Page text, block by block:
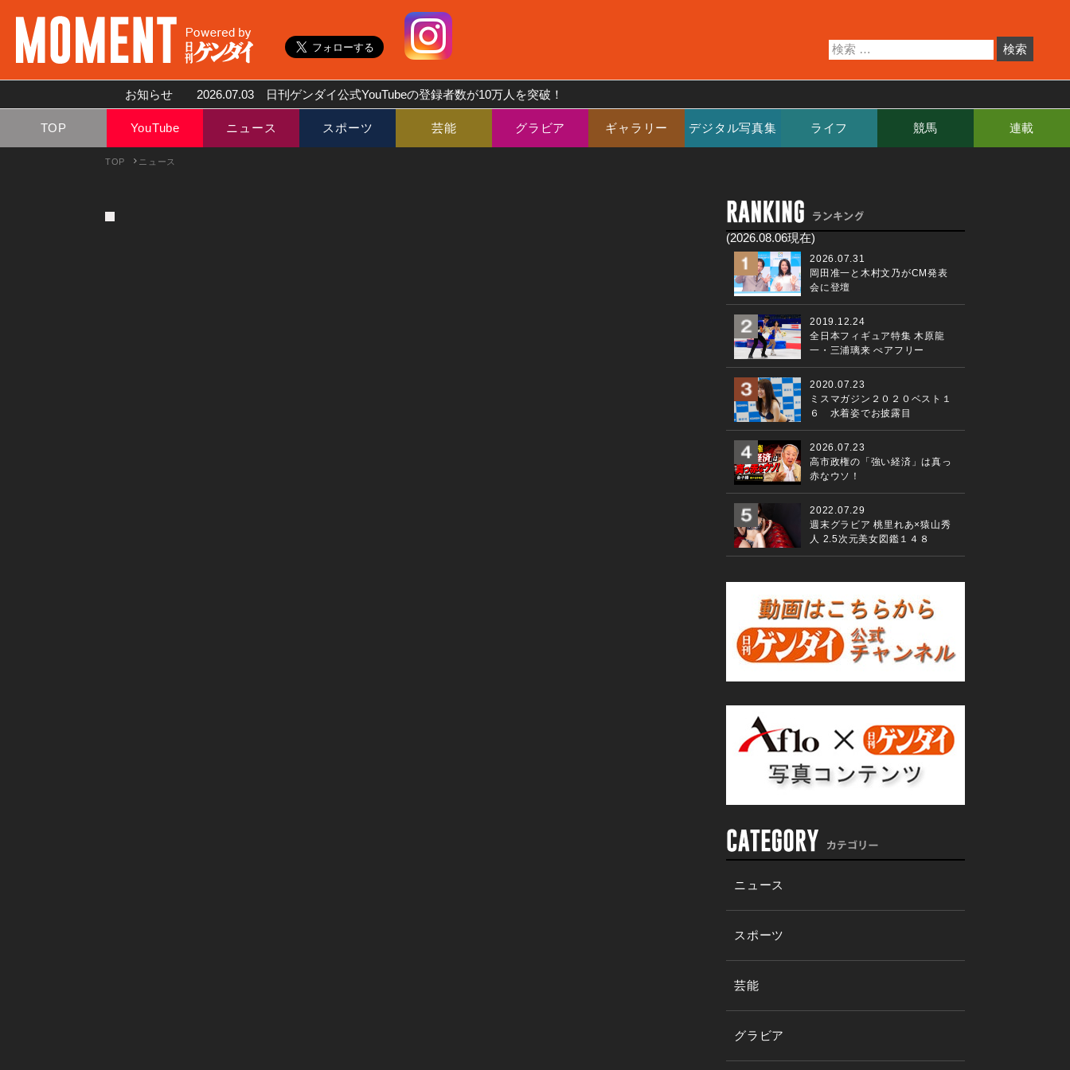
お知らせ 2026.07.03 日刊ゲンダイ公式YouTubeの登録者数が10万人を突破！
TOP YouTube ニュース スポーツ 芸能 グラビア ギャラリー デジタル写真集 ライフ 競馬 連載
TOP ニュース
(2026.08.06現在)
2026.07.31
岡田准一と木村文乃がCM発表
会に登壇
2019.12.24
全日本フィギュア特集 木原龍
一・三浦璃来 ぺアフリー
2020.07.23
ミスマガジン２０２０ベスト１
６ 水着姿でお披露目
2026.07.23
高市政権の「強い経済」は真っ
赤なウソ！
2022.07.29
週末グラビア 桃里れあ×猿山秀
人 2.5次元美女図鑑１４８
ニュース
スポーツ
芸能
グラビア